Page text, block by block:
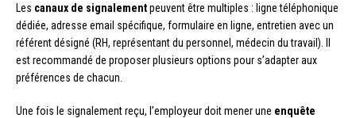
Les canaux de signalementpeuvent être multiples : ligne téléphonique
dédiée, adresse email spécifique, formulaire en ligne, entretien avec un
référent désigné (RH, représentant du personnel, médecin du travail). Il
est recommandé de proposer plusieurs options pour s’adapter aux
préférences de chacun.
Une fois le signalement reçu, l’employeur doit mener une enquête